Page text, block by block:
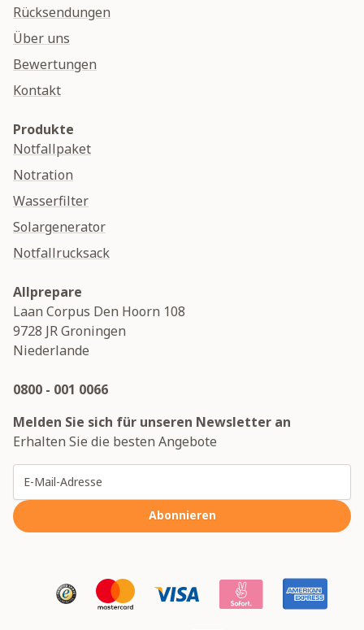
Rücksendungen
Über uns
Bewertungen
Kontakt
Produkte
Notfallpaket
Notration
Wasserfilter
Solargenerator
Notfallrucksack
Allprepare
Laan Corpus Den Hoorn 108
9728 JRGroningen
Niederlande
0800 - 001 0066
Melden Sie sich für unseren Newsletter an
Erhalten Sie die besten Angebote
Abonnieren